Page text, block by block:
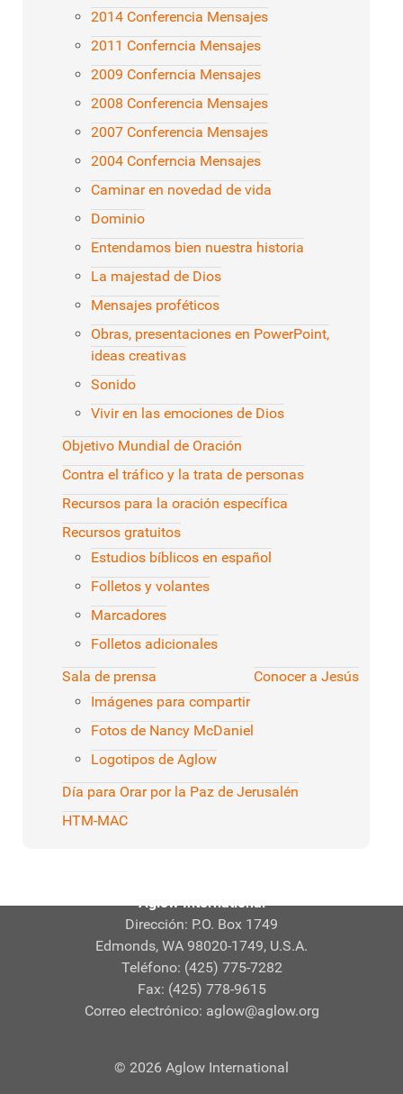
2014 Conferencia Mensajes
2011 Conferncia Mensajes
2009 Conferncia Mensajes
2008 Conferencia Mensajes
2007 Conferencia Mensajes
2004 Conferncia Mensajes
Caminar en novedad de vida
Dominio
Entendamos bien nuestra historia
La majestad de Dios
Mensajes proféticos
Obras, presentaciones en PowerPoint,
ideas creativas
Sonido
Vivir en las emociones de Dios
Objetivo Mundial de Oración
Contra el tráfico y la trata de personas
Recursos para la oración específica
Recursos gratuitos
Estudios bíblicos en español
Folletos y volantes
Marcadores
Folletos adicionales
Sala de prensa
Imágenes para compartir
Fotos de Nancy McDaniel
Logotipos de Aglow
Conocer a Jesús
Día para Orar por la Paz de Jerusalén
HTM-MAC
Aglow International
Dirección: P.O. Box 1749
Edmonds, WA 98020-1749, U.S.A.
Teléfono: (425) 775-7282
Fax: (425) 778-9615
Correo electrónico: aglow@aglow.org
© 2026 Aglow International